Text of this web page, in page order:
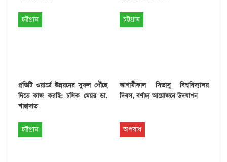
চট্টগ্রাম
প্রতিটি ওয়ার্ডে উন্নয়নের সুফল পৌঁছে
দিতে কাজ করছি: চসিক মেয়র ডা.
শাহাদাত
চট্টগ্রাম
আগামীকাল সিভাসু বিশ্ববিদ্যালয়
দিবস, বর্ণাঢ্য আয়োজনে উদযাপন
চট্টগ্রাম অপরাধ